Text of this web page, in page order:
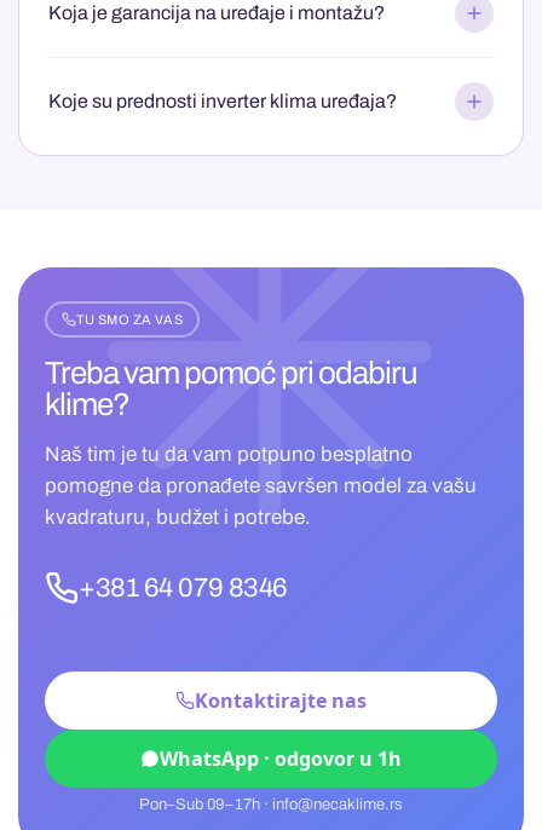
Koja je garancija na uređaje i montažu?
Koje su prednosti inverter klima uređaja?
TU SMO ZA VAS
Treba vam pomoć priodabiru
klime?
Naš tim je tu da vam potpuno besplatno
pomogne da pronađete savršen model za vašu
kvadraturu, budžet i potrebe.
+381 64 079 8346
Kontaktirajte nas
WhatsApp · odgovor u 1h
Pon–Sub 09–17h · info@necaklime.rs